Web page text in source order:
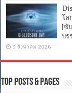
โล
[ซั
บร
3 สิงหาคม 2026
Top Posts & Pages